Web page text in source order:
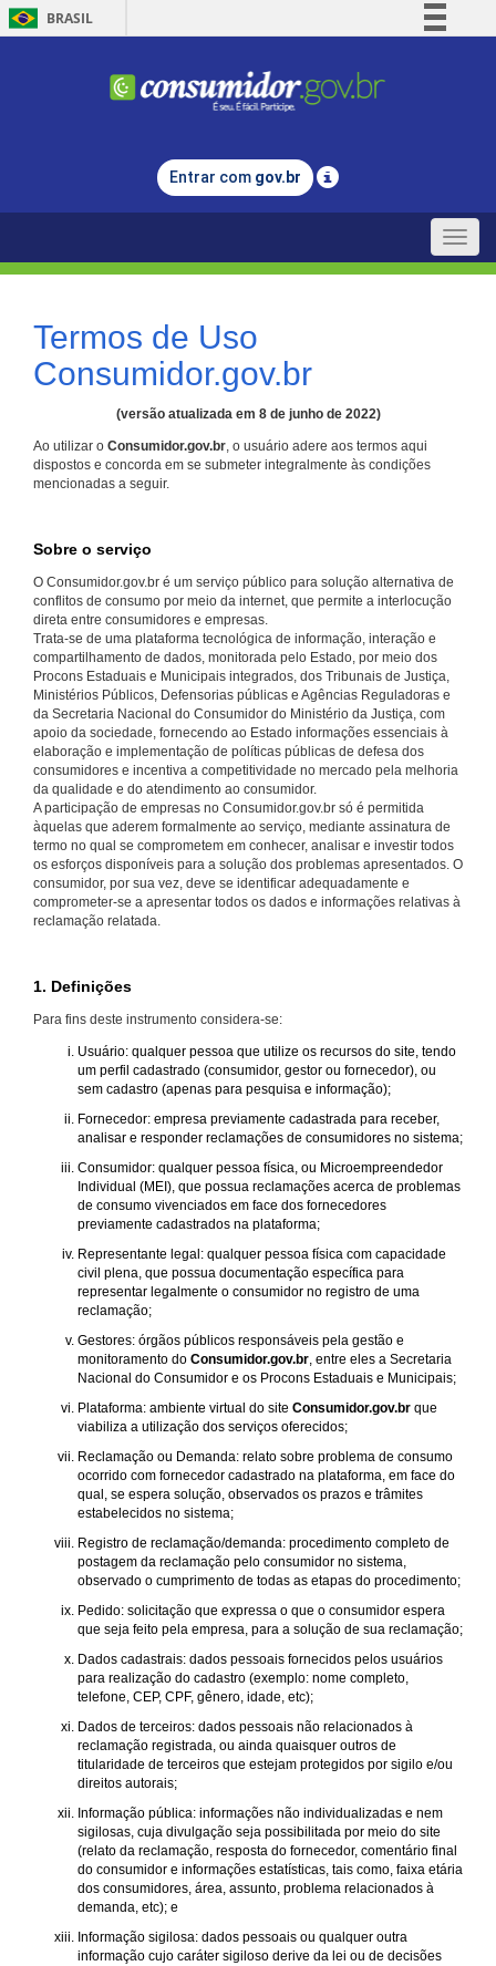
BRASIL
Comunica BR
Legislação
Entrar com gov.br
Toggle
Termos de Uso
Consumidor.gov.br
(versão atualizada em 8 de junho de 2022)
Ao utilizar o Consumidor.gov.br, o usuário adere aos termos aqui
dispostos e concorda em se submeter integralmente às condições
mencionadas a seguir.
Sobre o serviço
O Consumidor.gov.br é um serviço público para solução alternativa de
conflitos de consumo por meio da internet, que permite a interlocução
direta entre consumidores e empresas.
Trata-se de uma plataforma tecnológica de informação, interação e
compartilhamento de dados, monitorada pelo Estado, por meio dos
Procons Estaduais e Municipais integrados, dos Tribunais de Justiça,
Ministérios Públicos, Defensorias públicas e Agências Reguladoras e
da Secretaria Nacional do Consumidor do Ministério da Justiça, com
apoio da sociedade, fornecendo ao Estado informações essenciais à
elaboração e implementação de políticas públicas de defesa dos
consumidores e incentiva a competitividade no mercado pela melhoria
da qualidade e do atendimento ao consumidor.
A participação de empresas no Consumidor.gov.br só é permitida
àquelas que aderem formalmente ao serviço, mediante assinatura de
termo no qual se comprometem em conhecer, analisar e investir todos
os esforços disponíveis para a solução dos problemas apresentados. O
consumidor, por sua vez, deve se identificar adequadamente e
comprometer-se a apresentar todos os dados e informações relativas à
reclamação relatada.
1. Definições
Para fins deste instrumento considera-se:
Usuário: qualquer pessoa que utilize os recursos do site, tendo
um perfil cadastrado (consumidor, gestor ou fornecedor), ou
sem cadastro (apenas para pesquisa e informação);
Fornecedor: empresa previamente cadastrada para receber,
analisar e responder reclamações de consumidores no sistema;
Consumidor: qualquer pessoa física, ou Microempreendedor
Individual (MEI), que possua reclamações acerca de problemas
de consumo vivenciados em face dos fornecedores
previamente cadastrados na plataforma;
Representante legal: qualquer pessoa física com capacidade
civil plena, que possua documentação específica para
representar legalmente o consumidor no registro de uma
reclamação;
Gestores: órgãos públicos responsáveis pela gestão e
monitoramento do Consumidor.gov.br, entre eles a Secretaria
Nacional do Consumidor e os Procons Estaduais e Municipais;
Plataforma: ambiente virtual do site Consumidor.gov.br que
viabiliza a utilização dos serviços oferecidos;
Reclamação ou Demanda: relato sobre problema de consumo
ocorrido com fornecedor cadastrado na plataforma, em face do
qual, se espera solução, observados os prazos e trâmites
estabelecidos no sistema;
Registro de reclamação/demanda: procedimento completo de
postagem da reclamação pelo consumidor no sistema,
observado o cumprimento de todas as etapas do procedimento;
Pedido: solicitação que expressa o que o consumidor espera
que seja feito pela empresa, para a solução de sua reclamação;
Dados cadastrais: dados pessoais fornecidos pelos usuários
para realização do cadastro (exemplo: nome completo,
telefone, CEP, CPF, gênero, idade, etc);
Dados de terceiros: dados pessoais não relacionados à
reclamação registrada, ou ainda quaisquer outros de
titularidade de terceiros que estejam protegidos por sigilo e/ou
direitos autorais;
Informação pública: informações não individualizadas e nem
sigilosas, cuja divulgação seja possibilitada por meio do site
(relato da reclamação, resposta do fornecedor, comentário final
do consumidor e informações estatísticas, tais como, faixa etária
dos consumidores, área, assunto, problema relacionados à
demanda, etc); e
Informação sigilosa: dados pessoais ou qualquer outra
informação cujo caráter sigiloso derive da lei ou de decisões